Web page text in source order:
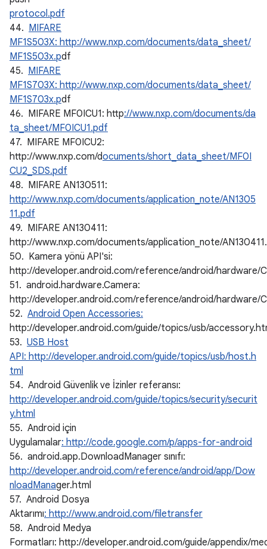
protocol.pdf
44. MIFARE
MF1S503X: http://www.nxp.com/documents/data_sheet/
MF1S503x.pdf
45. MIFARE
MF1S703X: http://www.nxp.com/documents/data_sheet/
MF1S703x.pdf
46. MIFARE MF0ICU1: http://www.nxp.com/documents/da
ta_sheet/MF0ICU1.pdf
47. MIFARE MF0ICU2:
http://www.nxp.com/documents/short_data_sheet/MF0I
CU2_SDS.pdf
48. MIFARE AN130511:
http://www.nxp.com/documents/application_note/AN1305
11.pdf
49. MIFARE AN130411:
http://www.nxp.com/documents/application_note/
50. Kamera yönü API'si:
http://developer.android.com/reference/android/
51. android.hardware.Camera:
http://developer.android.com/reference/android/hardware/
52. Android Open Accessories:
http://developer.android.com/guide/topics/usb/
53. USB Host
API: http://developer.android.com/guide/topics/usb/host.h
tml
54. Android Güvenlik ve İzinler referansı:
http://developer.android.com/guide/topics/security/securit
y.html
55. Android için
Uygulamalar: http://code.google.com/p/apps-for-android
56. android.app.DownloadManager sınıfı:
http://developer.android.com/reference/android/app/Dow
nloadManager.html
57. Android Dosya
Aktarımı: http://www.android.com/filetransfer
58. Android Medya
Formatları: http://developer.android.com/guide/appendix/